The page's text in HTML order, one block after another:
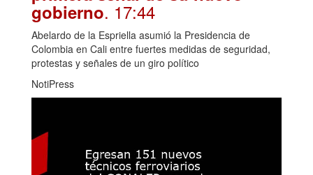
gobierno. 17:44
Abelardo de la Espriella asumió la Presidencia de
Colombia en Cali entre fuertes medidas de seguridad,
protestas y señales de un giro político
NotiPress